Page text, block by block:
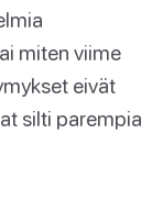
miten viime
eivät
silti parempia